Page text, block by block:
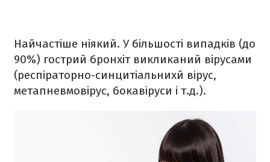
Найчастіше ніякий. У більшості випадків (до
90%) гострий бронхіт викликаний вірусами
(респіраторно-синцитіальнихй вірус,
метапневмовірус, бокавіруси і т.д.).